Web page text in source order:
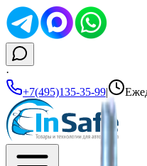
·
+7(495)135-35-99|